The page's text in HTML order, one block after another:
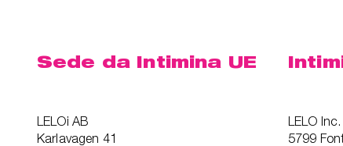
Sede da Intimina UE
LELOi AB
Karlavagen 41
LELO Inc.
5799